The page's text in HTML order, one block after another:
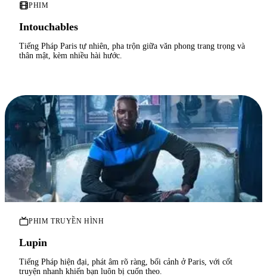
PHIM
Intouchables
Tiếng Pháp Paris tự nhiên, pha trộn giữa văn phong trang trọng và
thân mật, kèm nhiều hài hước.
PHIM TRUYỀN HÌNH
Lupin
Tiếng Pháp hiện đại, phát âm rõ ràng, bối cảnh ở Paris, với cốt
truyện nhanh khiến bạn luôn bị cuốn theo.